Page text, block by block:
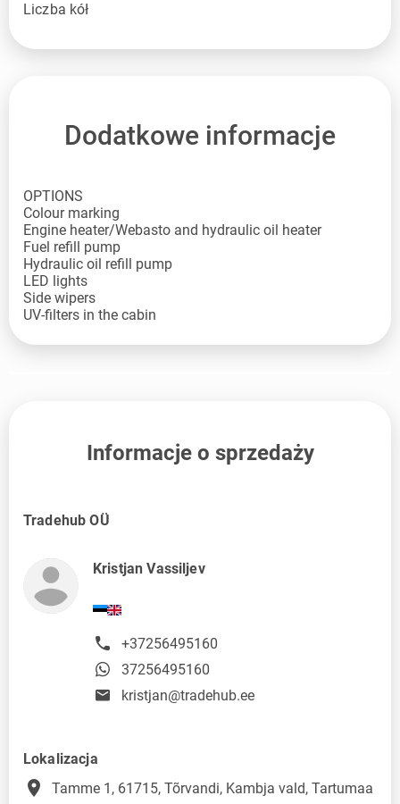
Liczba kół
Dodatkowe informacje
OPTIONS
Colour marking
Engine heater/Webasto and hydraulic oil heater
Fuel refill pump
Hydraulic oil refill pump
LED lights
Side wipers
UV-filters in the cabin
Informacje o sprzedaży
Tradehub OÜ
Kristjan Vassiljev
+37256495160
37256495160
kristjan@tradehub.ee
Lokalizacja
place Tamme 1, 61715, Tõrvandi, Kambja vald, Tartumaa